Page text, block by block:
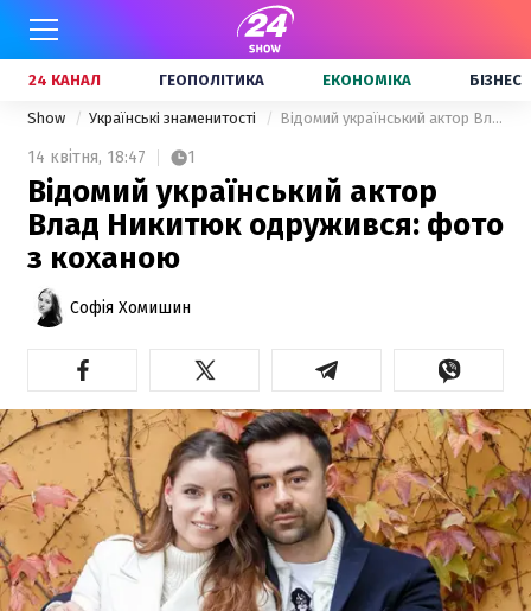
24 КАНАЛ ГЕОПОЛІТИКА ЕКОНОМІКА БІЗНЕС
Show Українські знаменитості Відомий український актор Влад Никитюк одружився: фото з коханою
14 квітня, 18:47 1
Відомий український актор
Влад Никитюк одружився: фото
з коханою
Софія Хомишин